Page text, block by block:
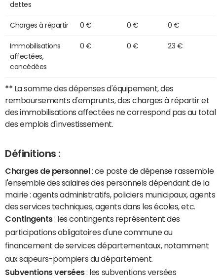
dettes
Charges à répartir 0 € 0 € 0 €
Immobilisations
affectées,
concédées
0 € 0 € 23 €
** La somme des dépenses d'équipement, des
remboursements d'emprunts, des charges à répartir et
des immobilisations affectées ne correspond pas au total
des emplois d'investissement.
Définitions :
Charges de personnel : ce poste de dépense rassemble
l'ensemble des salaires des personnels dépendant de la
mairie : agents administratifs, policiers municipaux, agents
des services techniques, agents dans les écoles, etc.
Contingents: les contingents représentent des
participations obligatoires d'une commune au
financement de services départementaux, notamment
aux sapeurs-pompiers du département.
Subventions versées: les subventions versées